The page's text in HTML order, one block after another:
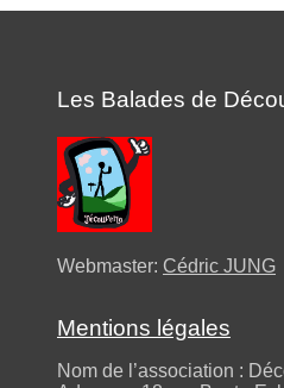
Les Balades de
Webmaster: Cédric JUNG
Mentions légales
Nom de l’association :